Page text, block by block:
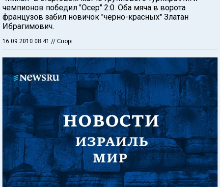
чемпионов победил "Осер" 2:0. Оба мяча в ворота
французов забил новичок "черно-красных" Златан
Ибрагимович.
16.09.2010 08:41 // Спорт